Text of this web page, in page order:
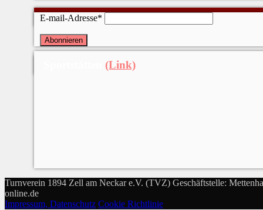
Newsletter
E-mail-Adresse*
(Link)
Turnverein 1894 Zell am Neckar e.V. (TVZ) Geschäftstelle:
online.de
Impressum, Datenschutz Cookie Richtlinie